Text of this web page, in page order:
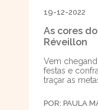
19-12-2022
As cores
Réveillon
Vem
festas e
traçar as
POR: PAULA